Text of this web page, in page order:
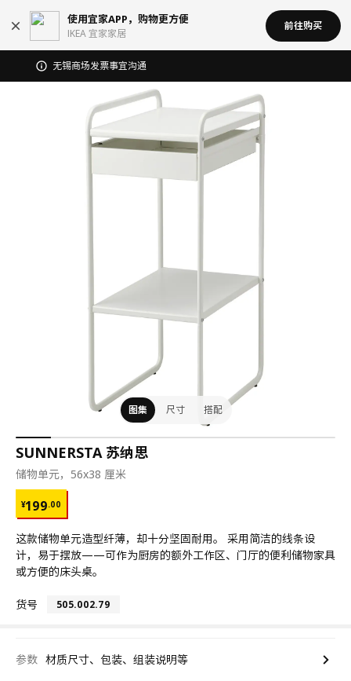
使用宜家APP，购物更方便
IKEA 宜家家居
前往购买
宜家在中国召回部分批次BÄSINGEN 巴辛根 淋浴椅
图集 尺寸 搭配
SUNNERSTA 苏纳思
储物单元，56x38 厘米
¥199.00
¥ 199.00
这款储物单元造型纤薄，却十分坚固耐用。 采用简洁的线条设
计，易于摆放——可作为厨房的额外工作区、门厅的便利储物家具
或方便的床头桌。
货号 505.002.79
参数 材质尺寸、包装、组装说明等